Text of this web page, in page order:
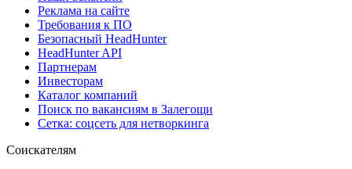
Реклама на сайте
Требования к ПО
Безопасный HeadHunter
HeadHunter API
Партнерам
Инвесторам
Каталог компаний
Поиск по вакансиям в Залегощи
Сетка: соцсеть для нетворкинга
Соискателям